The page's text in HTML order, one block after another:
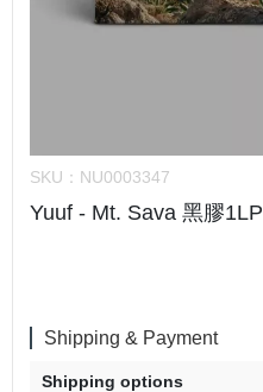
SKU： NU0003347
Yuuf - Mt. Sava 黑膠1LP
Shipping & Payment
Shipping options